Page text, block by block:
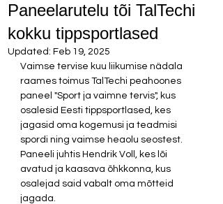
Paneelarutelu tõi TalTechi
kokku tippsportlased
Updated: Feb 19, 2025
Vaimse tervise kuu liikumise nädala
raames toimus TalTechi peahoones
paneel "Sport ja vaimne tervis", kus
osalesid Eesti tippsportlased, kes
jagasid oma kogemusi ja teadmisi
spordi ning vaimse heaolu seostest.
Paneeli juhtis Hendrik Voll, kes lõi
avatud ja kaasava õhkkonna, kus
osalejad said vabalt oma mõtteid
jagada.